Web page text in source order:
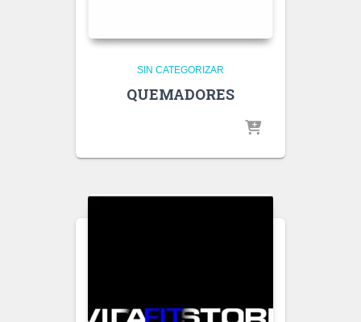
SIN CATEGORIZAR
QUEMADORES